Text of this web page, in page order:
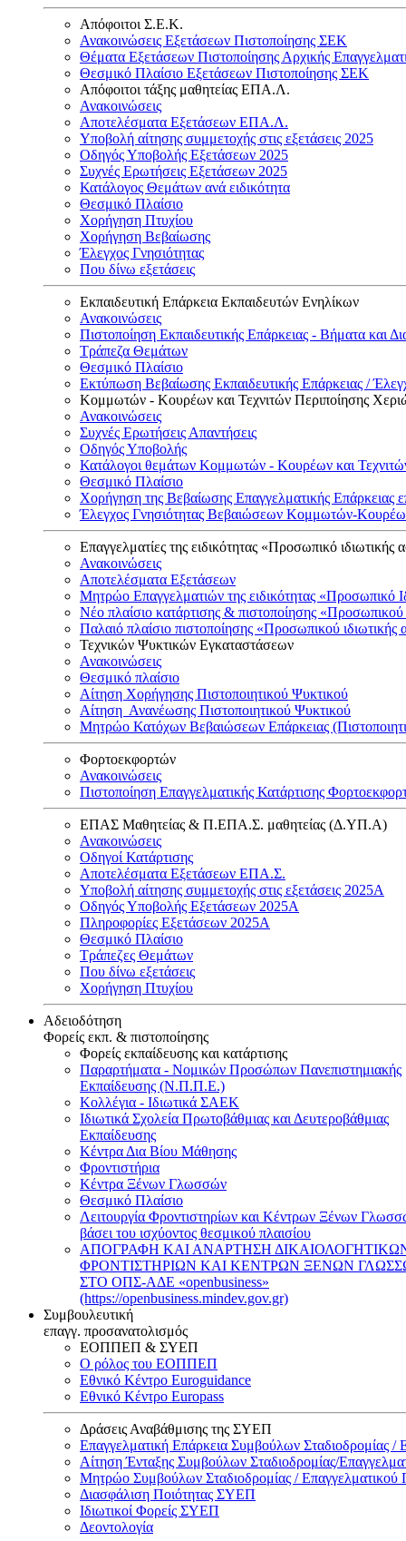
Απόφοιτοι Σ.Ε.Κ.
Ανακοινώσεις Εξετάσεων Πιστοποίησης ΣΕΚ
Θέματα Εξετάσεων Πιστοποίησης Αρχικής
Θεσμικό Πλαίσιο Εξετάσεων Πιστοποίησης ΣΕΚ
Απόφοιτοι τάξης μαθητείας ΕΠΑ.Λ.
Ανακοινώσεις
Αποτελέσματα Εξετάσεων ΕΠΑ.Λ.
Υποβολή αίτησης συμμετοχής στις εξετάσεις 2025
Οδηγός Υποβολής Εξετάσεων 2025
Συχνές Ερωτήσεις Εξετάσεων 2025
Κατάλογος Θεμάτων ανά ειδικότητα
Θεσμικό Πλαίσιο
Χορήγηση Πτυχίου
Χορήγηση Βεβαίωσης
Έλεγχος Γνησιότητας
Που δίνω εξετάσεις
Εκπαιδευτική Επάρκεια Εκπαιδευτών Ενηλίκων
Ανακοινώσεις
Πιστοποίηση Εκπαιδευτικής Επάρκειας - Βήματα και
Τράπεζα Θεμάτων
Θεσμικό Πλαίσιο
Εκτύπωση Βεβαίωσης Εκπαιδευτικής Επάρκειας /
Κομμωτών - Κουρέων και Τεχνιτών Περιποίησης
Ανακοινώσεις
Συχνές Ερωτήσεις Απαντήσεις
Οδηγός Υποβολής
Κατάλογοι θεμάτων Κομμωτών - Κουρέων και
Θεσμικό Πλαίσιο
Χορήγηση της Βεβαίωσης Επαγγελματικής
Έλεγχος Γνησιότητας Βεβαιώσεων Κομμωτών-
Επαγγελματίες της ειδικότητας «Προσωπικό ιδιωτικής
Ανακοινώσεις
Αποτελέσματα Εξετάσεων
Μητρώο Επαγγελματιών της ειδικότητας «Προσωπικό
Νέο πλαίσιο κατάρτισης & πιστοποίησης «Προσωπικού
Παλαιό πλαίσιο πιστοποίησης «Προσωπικού
Τεχνικών Ψυκτικών Εγκαταστάσεων
Ανακοινώσεις
Θεσμικό πλαίσιο
Αίτηση Χορήγησης Πιστοποιητικού Ψυκτικού
Αίτηση Ανανέωσης Πιστοποιητικού Ψυκτικού
Μητρώο Κατόχων Βεβαιώσεων Επάρκειας
Φορτοεκφορτών
Ανακοινώσεις
Πιστοποίηση Επαγγελματικής Κατάρτισης
ΕΠΑΣ Μαθητείας & Π.ΕΠΑ.Σ. μαθητείας (Δ.ΥΠ.Α)
Ανακοινώσεις
Oδηγοί Κατάρτισης
Αποτελέσματα Εξετάσεων ΕΠΑ.Σ.
Υποβολή αίτησης συμμετοχής στις εξετάσεις 2025Α
Οδηγός Υποβολής Εξετάσεων 2025A
Πληροφορίες Εξετάσεων 2025Α
Θεσμικό Πλαίσιο
Τράπεζες Θεμάτων
Που δίνω εξετάσεις
Χορήγηση Πτυχίου
Αδειοδότηση
Φορείς εκπ. & πιστοποίησης
Φορείς εκπαίδευσης και κατάρτισης
Παραρτήματα - Νομικών Προσώπων Πανεπιστημιακής
Εκπαίδευσης (Ν.Π.Π.Ε.)
Κολλέγια - Ιδιωτικά ΣΑΕΚ
Ιδιωτικά Σχολεία Πρωτοβάθμιας και Δευτεροβάθμιας
Εκπαίδευσης
Κέντρα Δια Βίου Μάθησης
Φροντιστήρια
Κέντρα Ξένων Γλωσσών
Θεσμικό Πλαίσιο
Λειτουργία Φροντιστηρίων και Κέντρων Ξένων
βάσει του ισχύοντος θεσμικού πλαισίου
ΑΠΟΓΡΑΦΗ ΚΑΙ ΑΝΑΡΤΗΣΗ
ΦΡΟΝΤΙΣΤΗΡΙΩΝ ΚΑΙ ΚΕΝΤΡΩΝ ΞΕΝΩΝ
ΣΤΟ ΟΠΣ-ΑΔΕ «openbusiness»
(https://openbusiness.mindev.gov.gr)
Συμβουλευτική
επαγγ. προσανατολισμός
ΕΟΠΠΕΠ & ΣΥΕΠ
Ο ρόλος του ΕΟΠΠΕΠ
Εθνικό Κέντρο Euroguidance
Εθνικό Κέντρο Europass
Δράσεις Αναβάθμισης της ΣΥΕΠ
Επαγγελματική Επάρκεια Συμβούλων Σταδιοδρομίας /
Αίτηση Ένταξης Συμβούλων Σταδιοδρομίας/
Μητρώο Συμβούλων Σταδιοδρομίας / Επαγγελματικού
Διασφάλιση Ποιότητας ΣΥΕΠ
Ιδιωτικοί Φορείς ΣΥΕΠ
Δεοντολογία